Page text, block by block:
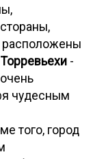
расположены
Торревьехи -
чудесным
того, город